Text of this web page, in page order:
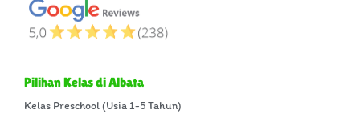
Pilihan Kelas di Albata
Kelas Preschool (Usia 1-5 Tahun)